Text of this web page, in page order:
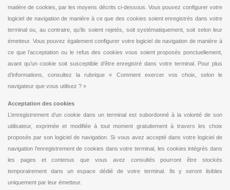
matière de cookies, par les moyens décrits ci-dessous. Vous pouvez configurer votre
logiciel de navigation de manière à ce que des cookies soient enregistrés dans votre
terminal ou, au contraire, qu’ils soient rejetés, soit systématiquement, soit selon leur
émetteur. Vous pouvez également configurer votre logiciel de navigation de manière à
ce que l’acceptation ou le refus des cookies vous soient proposés ponctuellement,
avant qu’un cookie soit susceptible d’être enregistré dans votre terminal. Pour plus
d’informations, consultez la rubrique « Comment exercer vos choix, selon le
navigateur que vous utilisez ? »
Acceptation des cookies
L’enregistrement d’un cookie dans un terminal est subordonné à la volonté de son
utilisateur, exprimée et modifiée à tout moment gratuitement à travers les choix
proposés par son logiciel de navigation. Si vous avez accepté dans votre logiciel de
navigation l’enregistrement de cookies dans votre terminal, les cookies intégrés dans
les pages et contenus que vous avez consultés pourront être stockés
temporairement dans un espace dédié de votre terminal. Ils y seront lisibles
uniquement par leur émetteur.